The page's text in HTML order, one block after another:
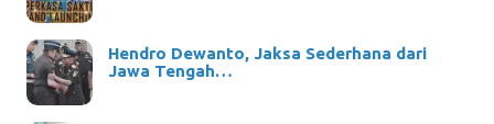
Hendro Dewanto, Jaksa Sederhana dari
Jawa Tengah…